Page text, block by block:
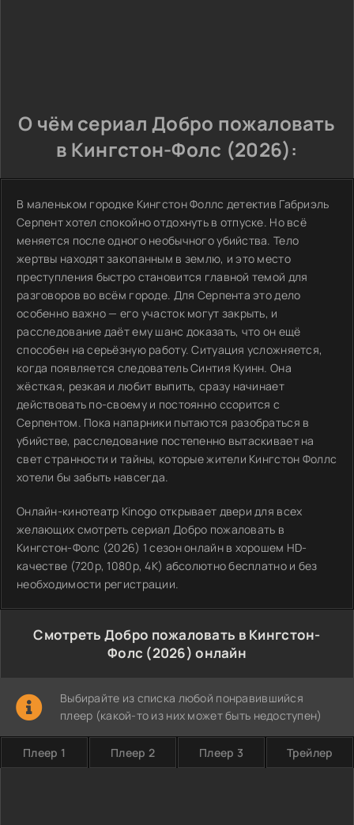
О чём сериал Добро пожаловать
в Кингстон-Фолс (2026):
В маленьком городке Кингстон Фоллс детектив Габриэль
Серпент хотел спокойно отдохнуть в отпуске. Но всё
меняется после одного необычного убийства. Тело
жертвы находят закопанным в землю, и это место
преступления быстро становится главной темой для
разговоров во всём городе. Для Серпента это дело
особенно важно — его участок могут закрыть, и
расследование даёт ему шанс доказать, что он ещё
способен на серьёзную работу. Ситуация усложняется,
когда появляется следователь Синтия Куинн. Она
жёсткая, резкая и любит выпить, сразу начинает
действовать по-своему и постоянно ссорится с
Серпентом. Пока напарники пытаются разобраться в
убийстве, расследование постепенно вытаскивает на
свет странности и тайны, которые жители Кингстон Фоллс
хотели бы забыть навсегда.
Онлайн-кинотеатр Kinogo открывает двери для всех
желающих смотреть сериал Добро пожаловать в
Кингстон-Фолс (2026) 1 сезон онлайн в хорошем HD-
качестве (720p, 1080p, 4K) абсолютно бесплатно и без
необходимости регистрации.
Смотреть Добро пожаловать в Кингстон-
Фолс (2026) онлайн
Выбирайте из списка любой понравившийся
плеер (какой-то из них может быть недоступен)
Плеер 1 Плеер 2 Плеер 3 Трейлер